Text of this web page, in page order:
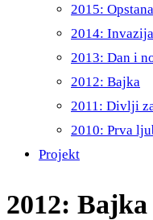
2015:
2014: Invazija
2013: Dan i
2012: Bajka
2011: Divlji
2010: Prva
Projekt
2012: